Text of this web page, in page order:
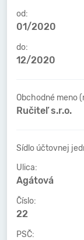
od:
01/2020
do:
12/2020
Obchodné meno
Ručiteľ s.r.o.
Sídlo účtovnej
Ulica:
Agátová
Číslo:
22
PSČ: